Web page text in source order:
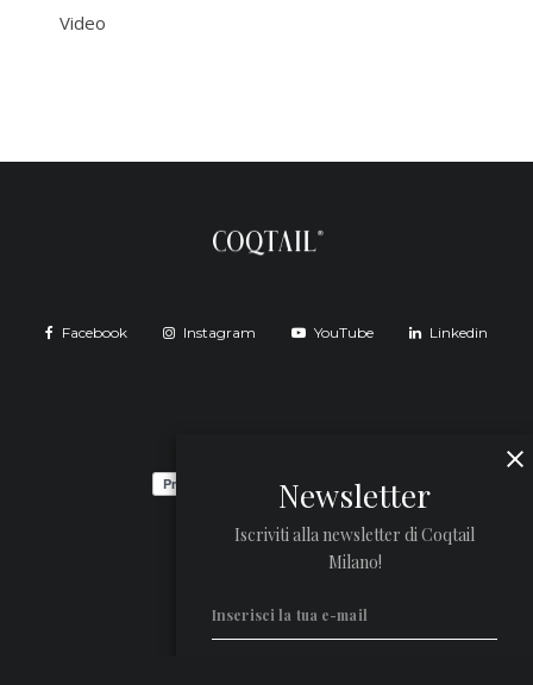
Video
Facebook Instagram YouTube Linkedin
Newsletter
Iscriviti alla newsletter di Coqtail
Milano!